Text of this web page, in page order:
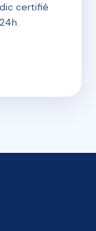
certifié